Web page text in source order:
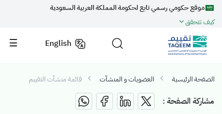
موقع حكومي رسمي تابع لحكومة المملكة العربية السعودية
كيف تتحقق
English
الصفحة الرئيسية العضويات و المنشآت قائمة منشآت التقييم
مشاركة الصفحة :